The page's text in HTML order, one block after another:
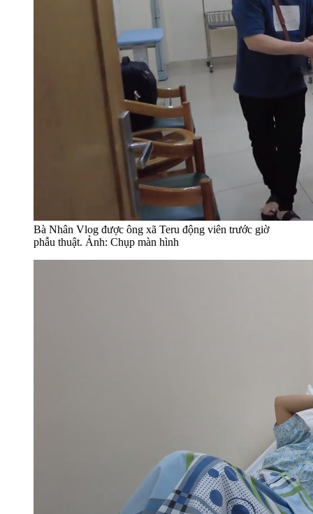
Bà Nhân Vlog được ông xã Teru động viên trước giờ
phẫu thuật. Ảnh: Chụp màn hình